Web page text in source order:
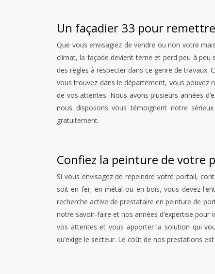
Un façadier 33 pour
Que vous envisagiez de vendre ou non votre
climat, la façade devient terne et perd peu à peu
des règles à respecter dans ce genre de travaux.
vous trouvez dans le département, vous
de vos attentes. Nous avons plusieurs années
nous disposons vous témoignent notre
gratuitement.
Confiez la peinture de votre
Si vous envisagez de repeindre votre portail,
soit en fer, en métal ou en bois, vous devez
recherche active de prestataire en peinture de
notre savoir-faire et nos années d’expertise
vos attentes et vous apporter la solution qui
qu’exige le secteur. Le coût de nos prestations